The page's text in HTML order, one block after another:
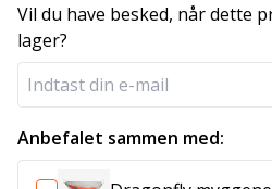
Vil du have besked, når dette
lager?
Anbefalet sammen med: